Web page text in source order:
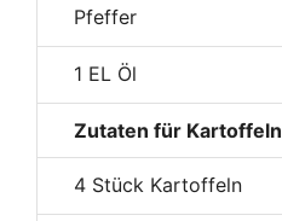
Pfeffer
1 EL Öl
Zutaten für Kartoffeln
4 Stück Kartoffeln